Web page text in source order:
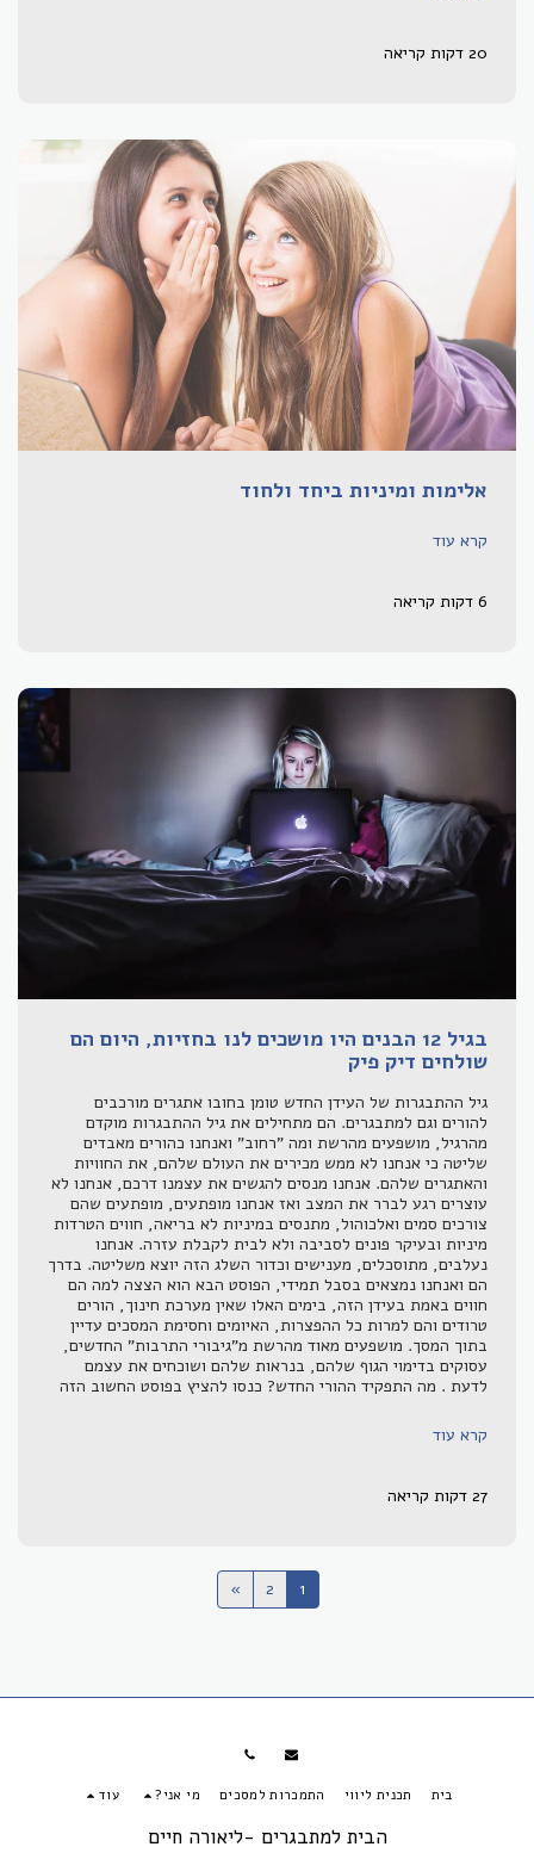
20 דקות קריאה
אלימות ומיניות ביחד ולחוד
קרא עוד
6 דקות קריאה
בגיל 12 הבנים היו מושכים לנו בחזיות, היום הם
שולחים דיק פיק
גיל ההתבגרות של העידן החדש טומן בחובו אתגרים מורכבים
להורים וגם למתבגרים. הם מתחילים את גיל ההתבגרות מוקדם
מהרגיל, מושפעים מהרשת ומה "רחוב" ואנחנו כהורים מאבדים
שליטה כי אנחנו לא ממש מכירים את העולם שלהם, את החוויות
והאתגרים שלהם. אנחנו מנסים להגשים את עצמנו דרכם, אנחנו לא
עוצרים רגע לברר את המצב ואז אנחנו מופתעים, מופתעים שהם
צורכים סמים ואלכוהול, מתנסים במיניות לא בריאה, חווים הטרדות
מיניות ובעיקר פונים לסביבה ולא לבית לקבלת עזרה. אנחנו
נעלבים, מתוסכלים, מענישים וכדור השלג הזה יוצא משליטה. בדרך
הם ואנחנו נמצאים בסבל תמידי, הפוסט הבא הוא הצצה למה הם
חווים באמת בעידן הזה, בימים האלו שאין מערכת חינוך, הורים
טרודים והם למרות כל ההפצרות, האיומים וחסימת המסכים עדיין
בתוך המסך. מושפעים מאוד מהרשת מ"גיבורי התרבות" החדשים,
עסוקים בדימוי הגוף שלהם, בנראות שלהם ושוכחים את עצמם
לדעת . מה התפקיד ההורי החדש? כנסו להציץ בפוסט החשוב הזה
קרא עוד
27 דקות קריאה
1
2
»
הבית למתבגרים -ליאורה חיים
בית תכנית ליווי התמכרות למסכים מי אני? עוד